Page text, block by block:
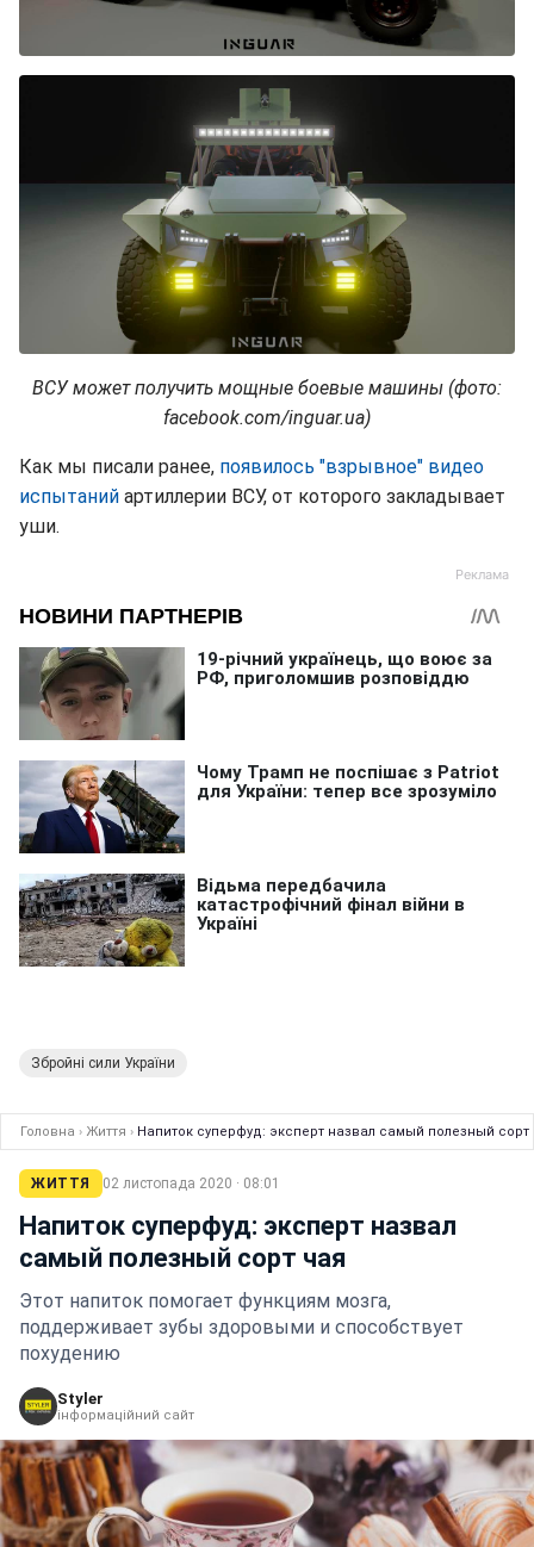
ВСУ может получить мощные боевые машины (фото:
facebook.com/inguar.ua)
Как мы писали ранее, появилось "взрывное" видео
испытаний артиллерии ВСУ, от которого закладывает
уши.
Збройні сили України
Головна › Життя › Напиток суперфуд: эксперт назвал самый полезный сорт
ЖИТТЯ 02 листопада 2020 · 08:01
Напиток суперфуд: эксперт назвал
самый полезный сорт чая
Этот напиток помогает функциям мозга,
поддерживает зубы здоровыми и способствует
похудению
Styler
інформаційний сайт